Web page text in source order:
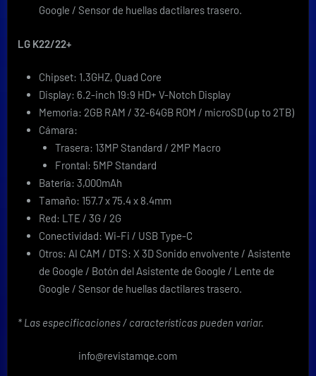
Google / Sensor de huellas dactilares trasero.
LG K22/22+
Chipset: 1.3GHZ, Quad Core
Display: 6.2-inch 19:9 HD+ V-Notch Display
Memoria: 2GB RAM / 32-64GB ROM / microSD (up to 2TB)
Cámara:
Trasera: 13MP Standard / 2MP Macro
Frontal: 5MP Standard
Batería: 3,000mAh
Tamaño: 157.7 x 75.4 x 8.4mm
Red: LTE / 3G / 2G
Conectividad: Wi-Fi / USB Type-C
Otros: AI CAM / DTS: X 3D Sonido envolvente / Asistente
de Google / Botón del Asistente de Google / Lente de
Google / Sensor de huellas dactilares trasero.
* Las especificaciones / características pueden variar.
info@revistamqe.com